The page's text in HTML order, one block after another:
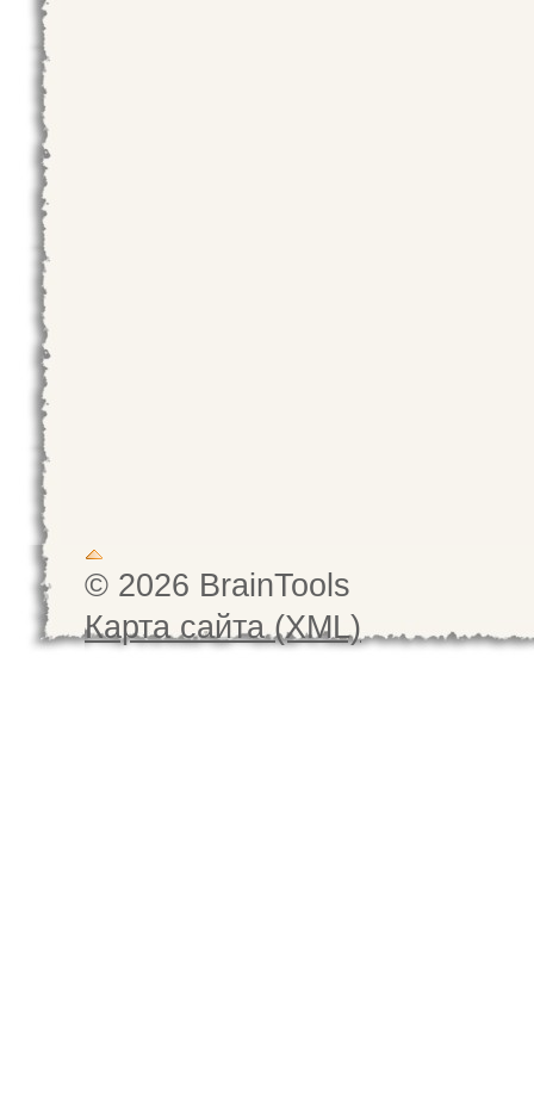
© 2026 BrainTools
Карта сайта (XML)